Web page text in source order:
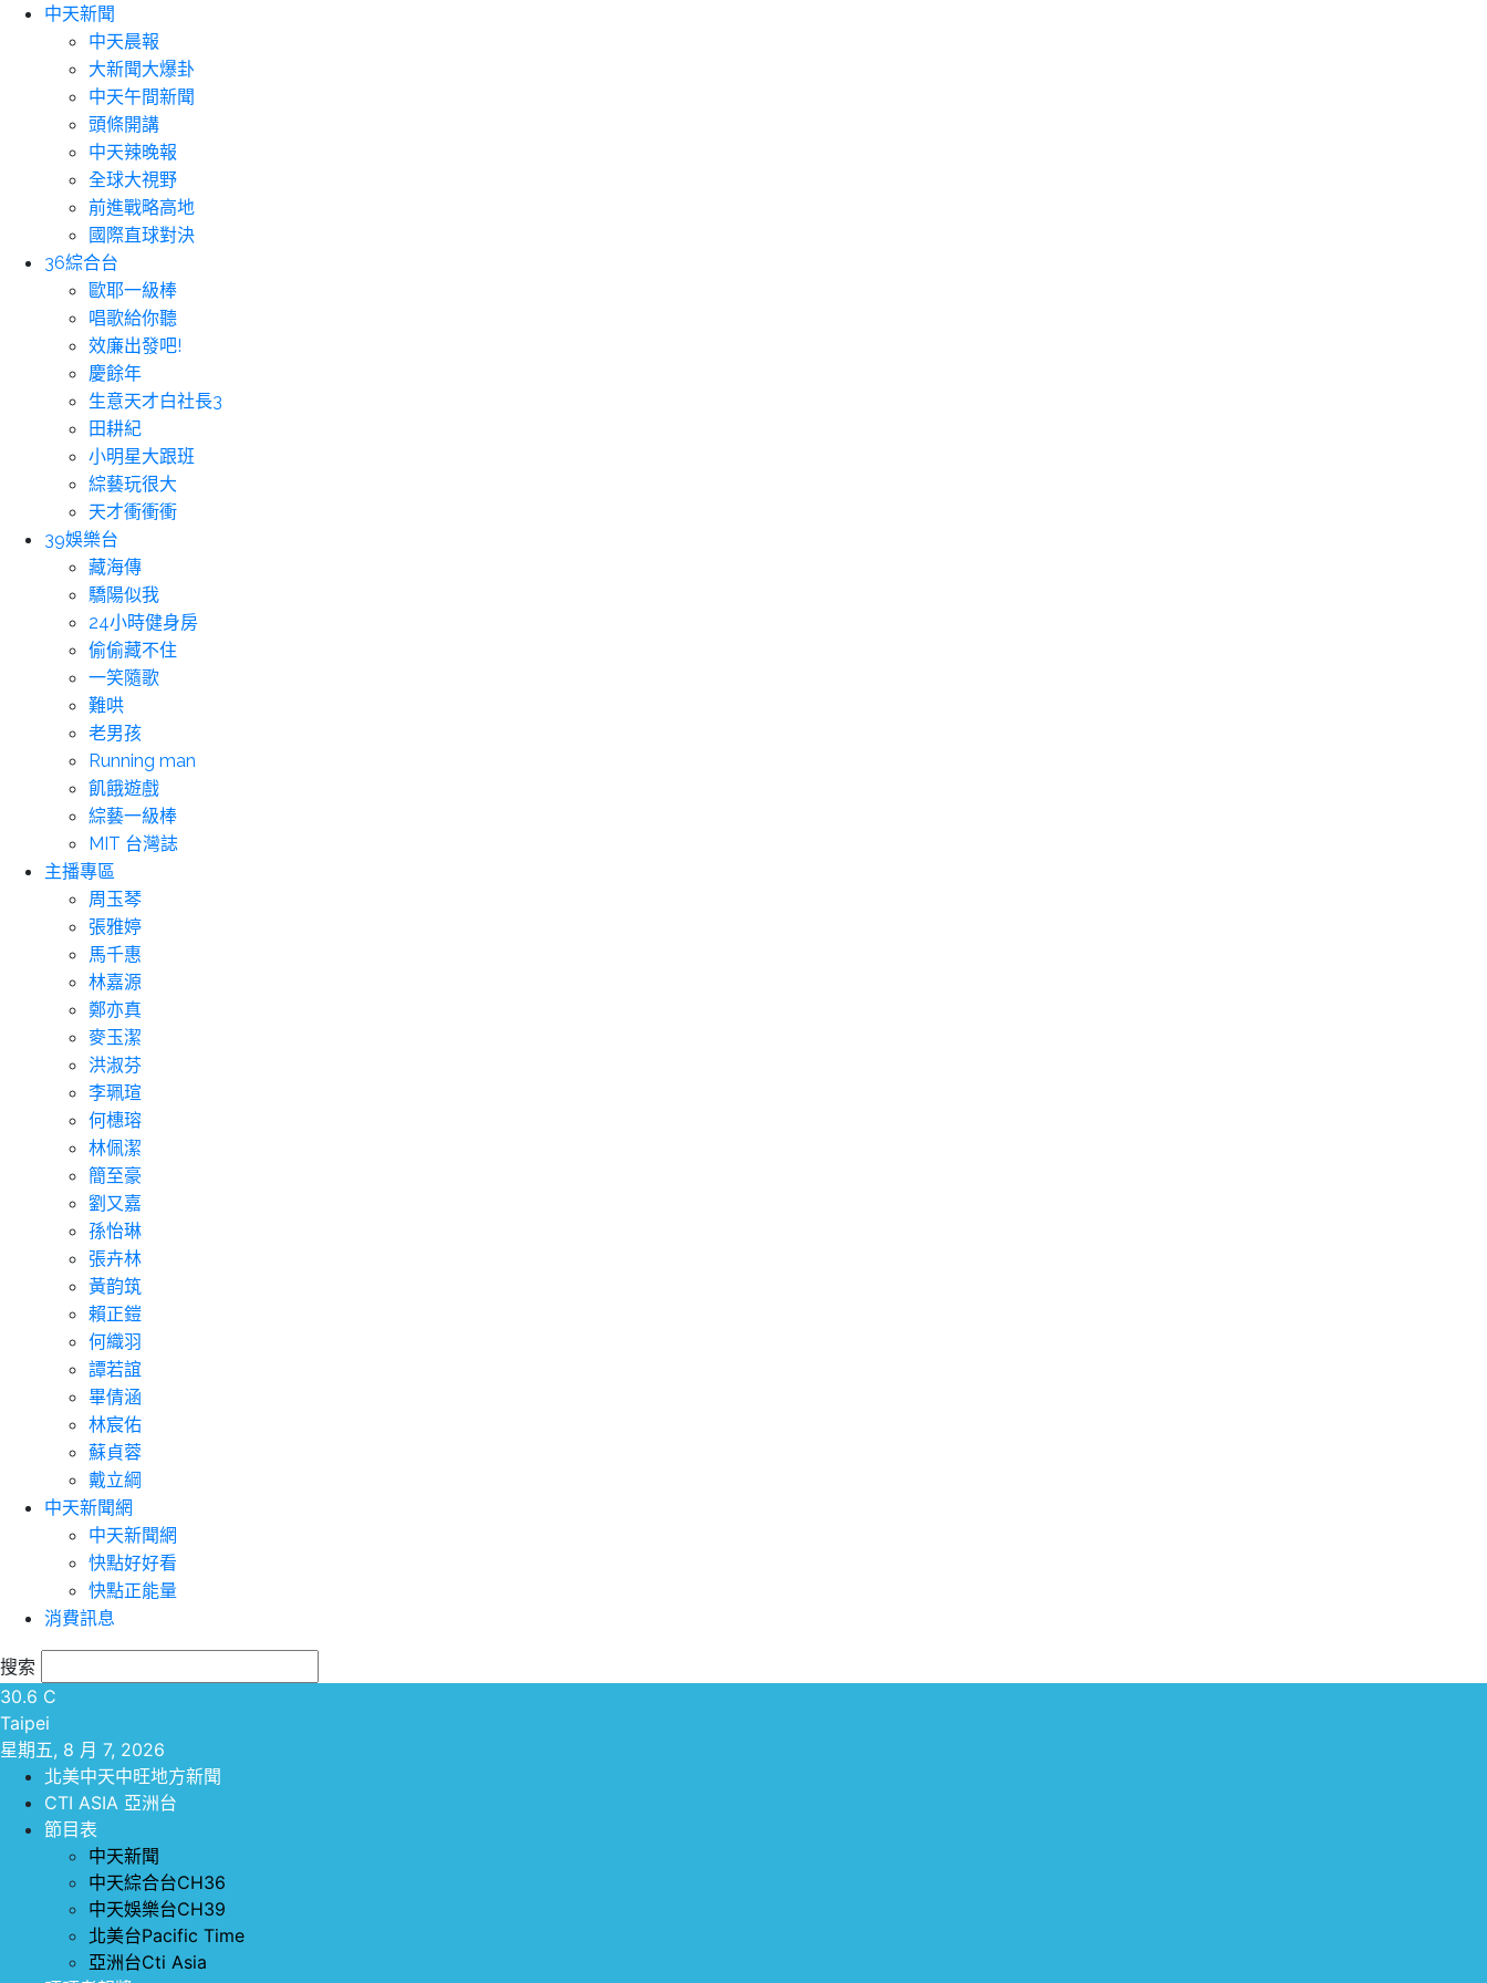
中天新聞
中天晨報
大新聞大爆卦
中天午間新聞
頭條開講
中天辣晚報
全球大視野
前進戰略高地
國際直球對決
36綜合台
歐耶一級棒
唱歌給你聽
效廉出發吧!
慶餘年
生意天才白社長3
田耕紀
小明星大跟班
綜藝玩很大
天才衝衝衝
39娛樂台
藏海傳
驕陽似我
24小時健身房
偷偷藏不住
一笑隨歌
難哄
老男孩
Running man
飢餓遊戲
綜藝一級棒
MIT 台灣誌
主播專區
周玉琴
張雅婷
馬千惠
林嘉源
鄭亦真
麥玉潔
洪淑芬
李珮瑄
何橞瑢
林佩潔
簡至豪
劉又嘉
孫怡琳
張卉林
黃韵筑
賴正鎧
何織羽
譚若誼
畢倩涵
林宸佑
蘇貞蓉
戴立綱
中天新聞網
中天新聞網
快點好好看
快點正能量
消費訊息
搜索
30.6 C
Taipei
星期五, 8 月 7, 2026
北美中天中旺地方新聞
CTI ASIA 亞洲台
節目表
中天新聞
中天綜合台CH36
中天娛樂台CH39
北美台Pacific Time
亞洲台Cti Asia